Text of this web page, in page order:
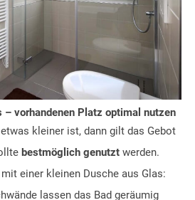
– vorhandenen Platz optimal nutzen
kleiner ist, dann gilt das Gebot
bestmöglich genutztwerden.
einer kleinen Dusche aus Glas:
lassen das Bad geräumig